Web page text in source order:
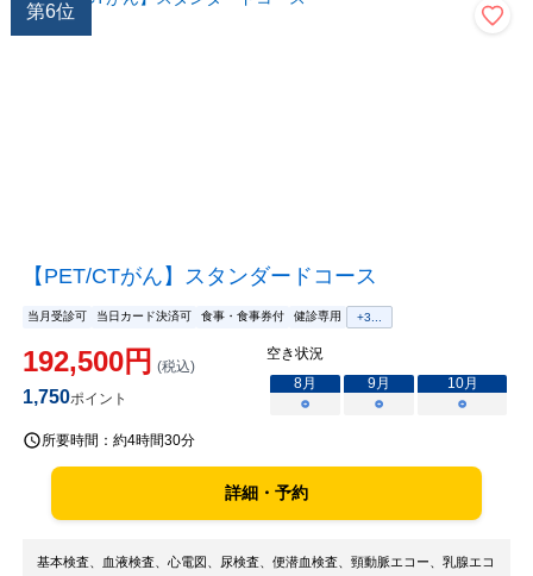
第6位
【PET/CTがん】スタンダードコース
当月受診可 当日カード決済可 食事・食事券付 健診専用 +3...
192,500円 (税込)
1,750ポイント
空き状況
8月 9月 10月
○
○ ○
所要時間： 約4時間30分
詳細・予約
基本検査、血液検査、心電図、尿検査、便潜血検査、頸動脈エコー、乳腺エコ